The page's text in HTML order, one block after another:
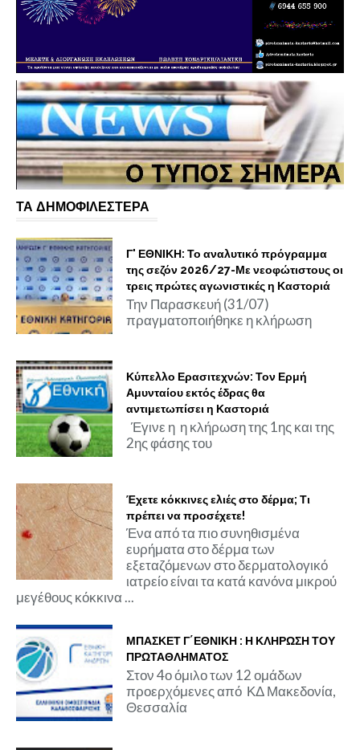
ΤΑ ΔΗΜΟΦΙΛΕΣΤΕΡΑ
Γ' ΕΘΝΙΚΗ: Το αναλυτικό πρόγραμμα
της σεζόν 2026/27-Με νεοφώτιστους οι
τρεις πρώτες αγωνιστικές η Καστοριά
Την Παρασκευή (31/07)
πραγματοποιήθηκε η κλήρωση
Κύπελλο Ερασιτεχνών: Τον Ερμή
Αμυνταίου εκτός έδρας θα
αντιμετωπίσει η Καστοριά
Έγινε η η κλήρωση της 1ης και της
2ης φάσης του
Έχετε κόκκινες ελιές στο δέρμα; Τι
πρέπει να προσέχετε!
Ένα από τα πιο συνηθισμένα
ευρήματα στο δέρμα των
εξεταζόμενων στο δερματολογικό
ιατρείο είναι τα κατά κανόνα μικρού
μεγέθους κόκκινα ...
ΜΠΑΣΚΕΤ Γ΄ΕΘΝΙΚΗ : Η ΚΛΗΡΩΣΗ ΤΟΥ
ΠΡΩΤΑΘΛΗΜΑΤΟΣ
Στον 4ο όμιλο των 12 ομάδων
προερχόμενες από ΚΔ Μακεδονία,
Θεσσαλία